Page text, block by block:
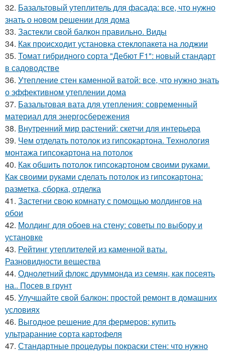
32. Базальтовый утеплитель для фасада: все, что нужно
знать о новом решении для дома
33. Застекли свой балкон правильно. Виды
34. Как происходит установка стеклопакета на лоджии
35. Томат гибридного сорта "Дебют F1": новый стандарт
в садоводстве
36. Утепление стен каменной ватой: все, что нужно знать
о эффективном утеплении дома
37. Базальтовая вата для утепления: современный
материал для энергосбережения
38. Внутренний мир растений: скетчи для интерьера
39. Чем отделать потолок из гипсокартона. Технология
монтажа гипсокартона на потолок
40. Как обшить потолок гипсокартоном своими руками.
Как своими руками сделать потолок из гипсокартона:
разметка, сборка, отделка
41. Застегни свою комнату с помощью молдингов на
обои
42. Молдинг для обоев на стену: советы по выбору и
установке
43. Рейтинг утеплителей из каменной ваты.
Разновидности вещества
44. Однолетний флокс друммонда из семян, как посеять
на.. Посев в грунт
45. Улучшайте свой балкон: простой ремонт в домашних
условиях
46. Выгодное решение для фермеров: купить
ультраранние сорта картофеля
47. Стандартные процедуры покраски стен: что нужно